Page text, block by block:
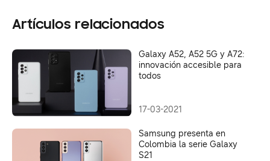
Artículos relacionados
Galaxy A52, A52 5G y A72:
innovación accesible para
todos
17-03-2021
Samsung presenta en
Colombia la serie Galaxy
S21